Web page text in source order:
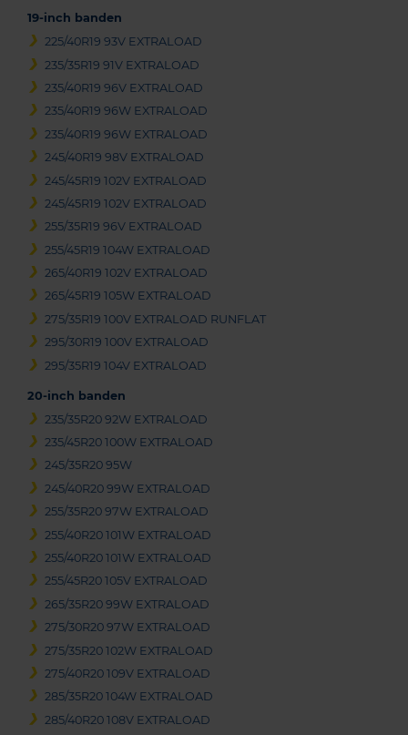
19-inch banden
225/40R19 93V EXTRALOAD
235/35R19 91V EXTRALOAD
235/40R19 96V EXTRALOAD
235/40R19 96W EXTRALOAD
235/40R19 96W EXTRALOAD
245/40R19 98V EXTRALOAD
245/45R19 102V EXTRALOAD
245/45R19 102V EXTRALOAD
255/35R19 96V EXTRALOAD
255/45R19 104W EXTRALOAD
265/40R19 102V EXTRALOAD
265/45R19 105W EXTRALOAD
275/35R19 100V EXTRALOAD RUNFLAT
295/30R19 100V EXTRALOAD
295/35R19 104V EXTRALOAD
20-inch banden
235/35R20 92W EXTRALOAD
235/45R20 100W EXTRALOAD
245/35R20 95W
245/40R20 99W EXTRALOAD
255/35R20 97W EXTRALOAD
255/40R20 101W EXTRALOAD
255/40R20 101W EXTRALOAD
255/45R20 105V EXTRALOAD
265/35R20 99W EXTRALOAD
275/30R20 97W EXTRALOAD
275/35R20 102W EXTRALOAD
275/40R20 109V EXTRALOAD
285/35R20 104W EXTRALOAD
285/40R20 108V EXTRALOAD